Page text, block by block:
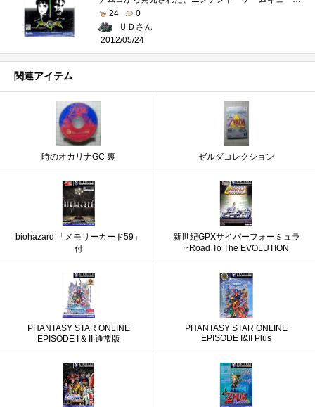
24
0
ＵＤさん
2012/05/24
関連アイテム
時のオカリナGC 裏 ゼルダコレクション
biohazard 「メモリーカード59」
付
新世紀GPXサイバーフォーミュラ
~Road To The EVOLUTION
PHANTASY STAR ONLINE
EPISODE I & II 通常版
PHANTASY STAR ONLINE
EPISODE I&II Plus